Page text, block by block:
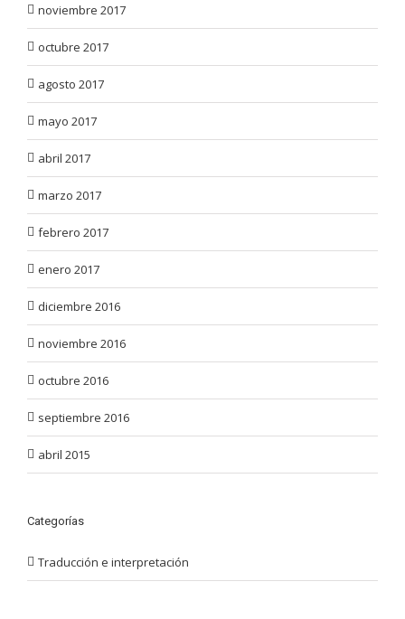
noviembre 2017
octubre 2017
agosto 2017
mayo 2017
abril 2017
marzo 2017
febrero 2017
enero 2017
diciembre 2016
noviembre 2016
octubre 2016
septiembre 2016
abril 2015
Categorías
Traducción e interpretación